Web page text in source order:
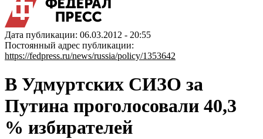
Дата публикации: 06.03.2012 - 20:55
Постоянный адрес публикации:
https://fedpress.ru/news/russia/policy/1353642
В Удмуртских СИЗО за
Путина проголосовали 40,3
% избирателей